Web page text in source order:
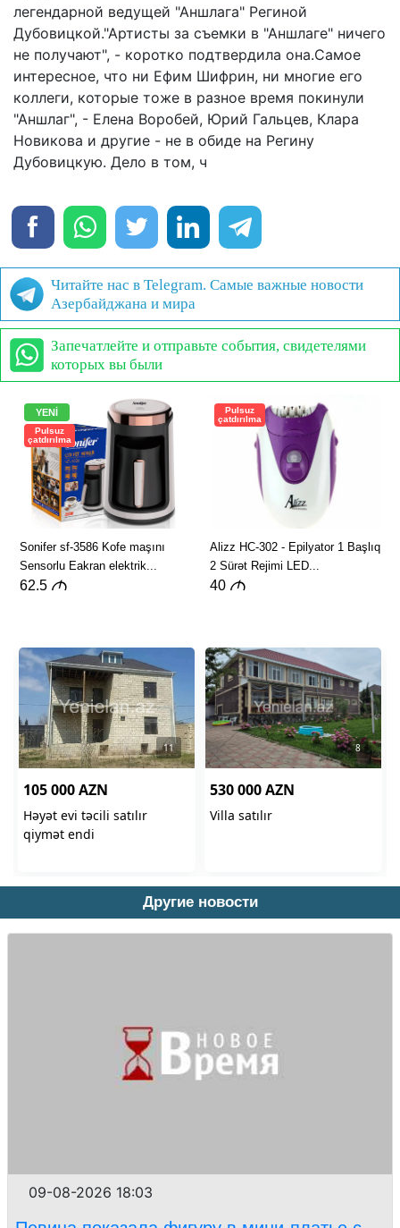
легендарной ведущей "Аншлага" Региной
Дубовицкой."Артисты за съемки в "Аншлаге" ничего
не получают", - коротко подтвердила она.Самое
интересное, что ни Ефим Шифрин, ни многие его
коллеги, которые тоже в разное время покинули
"Аншлаг", - Елена Воробей, Юрий Гальцев, Клара
Новикова и другие - не в обиде на Регину
Дубовицкую. Дело в том, ч
Читайте нас в Telegram. Самые важные новости
Азербайджана и мира
Запечатлейте и отправьте события, свидетелями
которых вы были
Другие новости
09-08-2026 18:03